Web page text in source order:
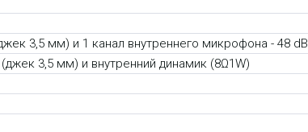
3,5 мм) и 1 канал внутреннего микрофона - 48 dB
3,5 мм) и внутренний динамик (8Ω1W)